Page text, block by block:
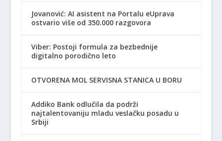
Jovanović: AI asistent na Portalu eUprava
ostvario više od 350.000 razgovora
Viber: Postoji formula za bezbednije
digitalno porodično leto
OTVORENA MOL SERVISNA STANICA U BORU
Addiko Bank odlučila da podrži
najtalentovaniju mladu veslačku posadu u
Srbiji